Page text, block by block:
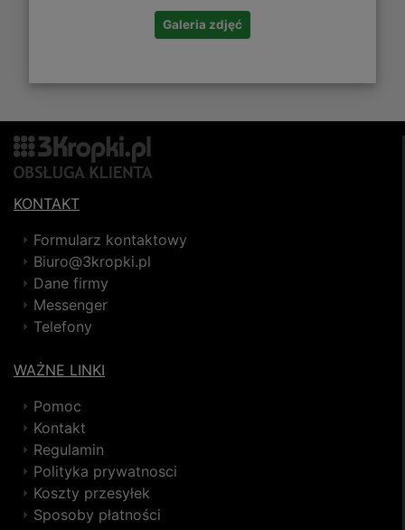
Galeria zdjęć
KONTAKT
Formularz kontaktowy
Biuro@3kropki.pl
Dane firmy
Messenger
Telefony
WAŻNE LINKI
Pomoc
Kontakt
Regulamin
Polityka prywatnosci
Koszty przesyłek
Sposoby płatności